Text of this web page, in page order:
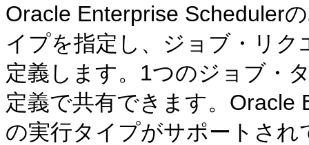
Oracle Enterprise Schedulerの
イプを指定し、ジョブ・リ
定義します。1つのジョブ・
定義で共有できます。Oracle
の実行タイプがサポートされ